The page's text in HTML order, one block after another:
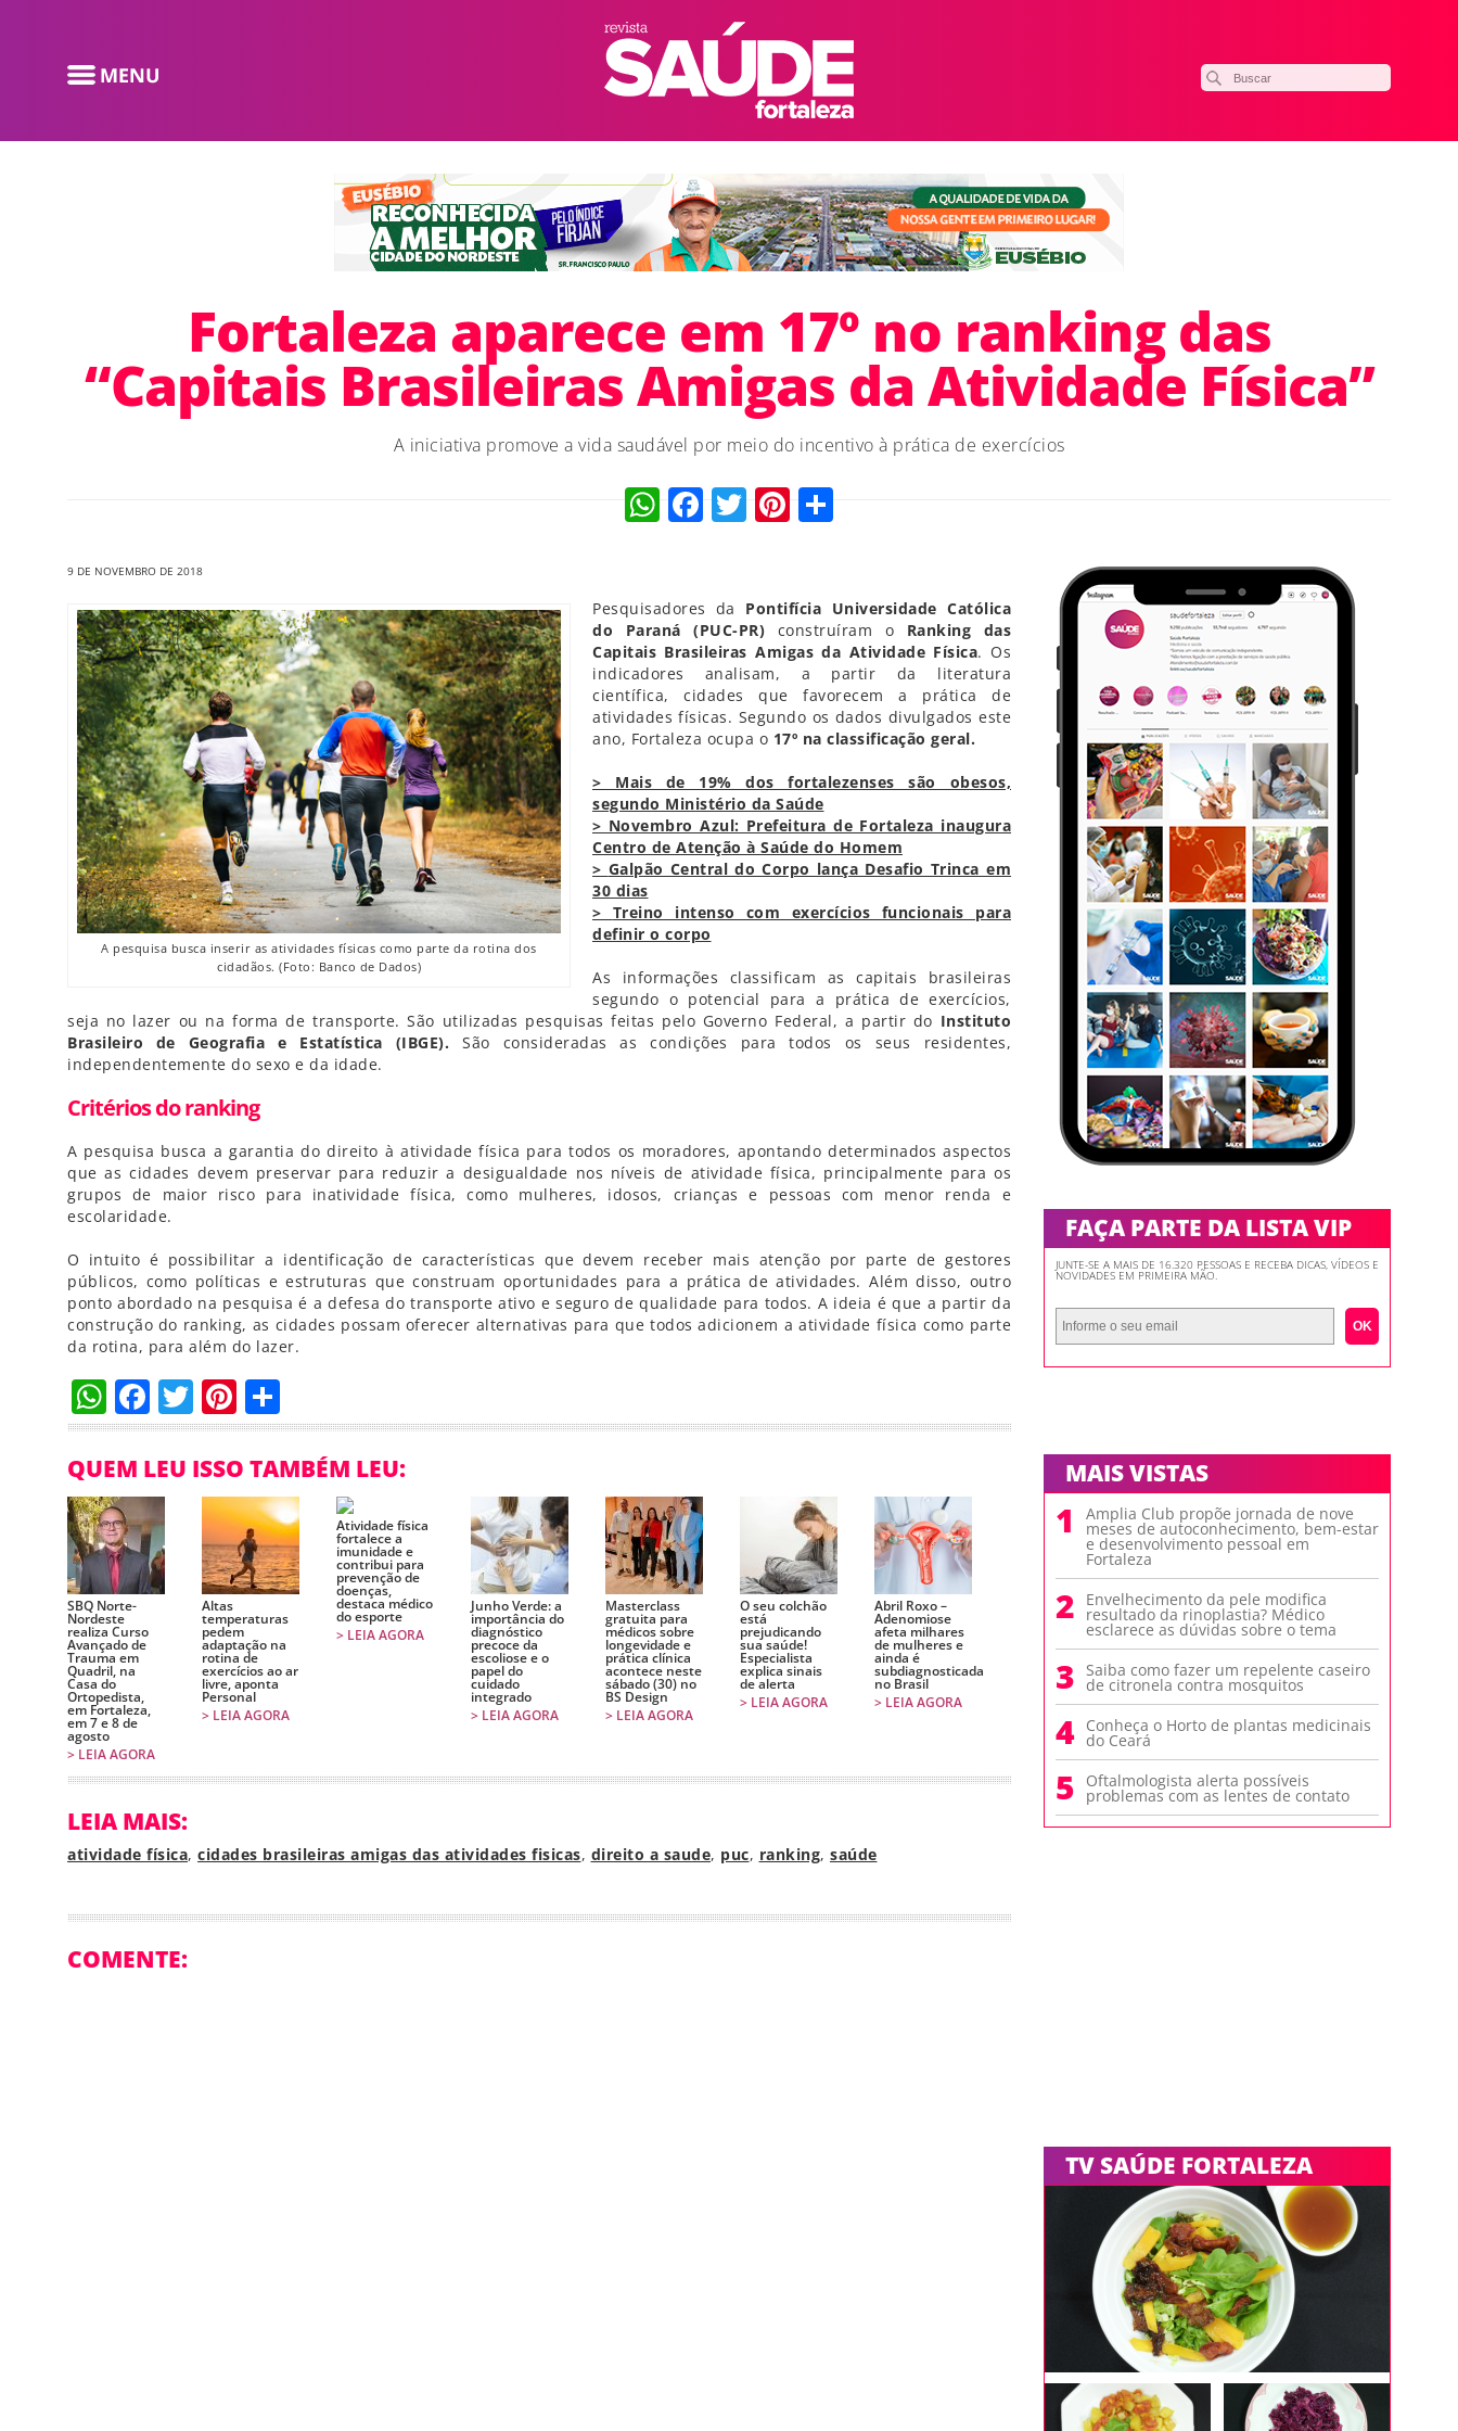
Fortaleza aparece em 17º no ranking das
“Capitais Brasileiras Amigas da Atividade Física”
A iniciativa promove a vida saudável por meio do incentivo à prática de exercícios
WhatsApp
Facebook
TwitterPinterest
9 DE NOVEMBRO DE 2018
A pesquisa busca inserir as atividades físicas como parte da rotina dos
cidadãos. (Foto: Banco de Dados)
Pesquisadores da Pontifícia Universidade Católica
do Paraná (PUC-PR) construíram o Ranking das
Capitais Brasileiras Amigas da Atividade Física. Os
indicadores analisam, a partir da literatura
científica, cidades que favorecem a prática de
atividades físicas. Segundo os dados divulgados este
ano, Fortaleza ocupa o 17º na classificação geral.
> Mais de 19% dos fortalezenses são obesos,
segundo Ministério da Saúde
> Novembro Azul: Prefeitura de Fortaleza inaugura
Centro de Atenção à Saúde do Homem
> Galpão Central do Corpo lança Desafio Trinca em
30 dias
> Treino intenso com exercícios funcionais para
definir o corpo
As informações classificam as capitais brasileiras
segundo o potencial para a prática de exercícios,
seja no lazer ou na forma de transporte. São utilizadas pesquisas feitas pelo Governo Federal, a partir do Instituto
Brasileiro de Geografia e Estatística (IBGE). São consideradas as condições para todos os seus residentes,
independentemente do sexo e da idade.
Critérios do ranking
A pesquisa busca a garantia do direito à atividade física para todos os moradores, apontando determinados aspectos
que as cidades devem preservar para reduzir a desigualdade nos níveis de atividade física, principalmente para os
grupos de maior risco para inatividade física, como mulheres, idosos, crianças e pessoas com menor renda e
escolaridade.
O intuito é possibilitar a identificação de características que devem receber mais atenção por parte de gestores
públicos, como políticas e estruturas que construam oportunidades para a prática de atividades. Além disso, outro
ponto abordado na pesquisa é a defesa do transporte ativo e seguro de qualidade para todos. A ideia é que a partir da
construção do ranking, as cidades possam oferecer alternativas para que todos adicionem a atividade física como parte
da rotina, para além do lazer.
WhatsApp
Facebook
TwitterPinterest
QUEM LEU ISSO TAMBÉM LEU:
SBQ Norte-
Nordeste
realiza Curso
Avançado de
Trauma em
Quadril, na
Casa do
Ortopedista,
em Fortaleza,
em 7 e 8 de
agosto
> LEIA AGORA
Altas
temperaturas
pedem
adaptação na
rotina de
exercícios ao ar
livre, aponta
Personal
> LEIA AGORA
Atividade física
fortalece a
imunidade e
contribui para
prevenção de
doenças,
destaca médico
do esporte
> LEIA AGORA
Junho Verde: a
importância do
diagnóstico
precoce da
escoliose e o
papel do
cuidado
integrado
> LEIA AGORA
Masterclass
gratuita para
médicos sobre
longevidade e
prática clínica
acontece neste
sábado (30) no
BS Design
> LEIA AGORA
O seu colchão
está
prejudicando
sua saúde!
Especialista
explica sinais
de alerta
> LEIA AGORA
Abril Roxo –
Adenomiose
afeta milhares
de mulheres e
ainda é
subdiagnosticada
no Brasil
> LEIA AGORA
LEIA MAIS:
atividade física, cidades brasileiras amigas das atividades fisicas, direito a saude, puc, ranking, saúde
COMENTE:
FAÇA PARTE DA LISTA VIP
JUNTE-SE A MAIS DE 16.320 PESSOAS E RECEBA DICAS, VÍDEOS E
NOVIDADES EM PRIMEIRA MÃO.
OK
MAIS VISTAS
1 Amplia Club propõe jornada de nove
meses de autoconhecimento, bem-estar
e desenvolvimento pessoal em
Fortaleza
2 Envelhecimento da pele modifica
resultado da rinoplastia? Médico
esclarece as dúvidas sobre o tema
3 Saiba como fazer um repelente caseiro
de citronela contra mosquitos
4 Conheça o Horto de plantas medicinais
do Ceará
5 Oftalmologista alerta possíveis
problemas com as lentes de contato
TV SAÚDE FORTALEZA